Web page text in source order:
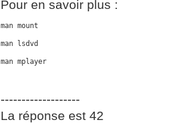
Pour en savoir plus :
man mount
man lsdvd
man mplayer
-------------------
La réponse est 42